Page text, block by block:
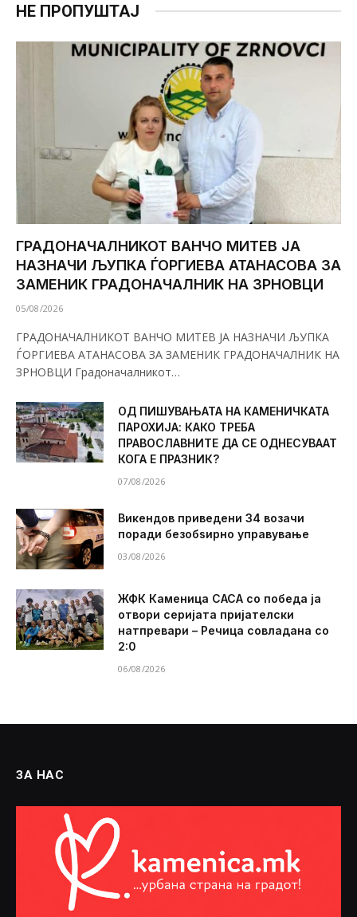
НЕ ПРОПУШТАЈ
ГРАДОНАЧАЛНИКОТ ВАНЧО МИТЕВ ЈА
НАЗНАЧИ ЉУПКА ЃОРГИЕВА АТАНАСОВА ЗА
ЗАМЕНИК ГРАДОНАЧАЛНИК НА ЗРНОВЦИ
05/08/2026
ГРАДОНАЧАЛНИКОТ ВАНЧО МИТЕВ ЈА НАЗНАЧИ ЉУПКА
ЃОРГИЕВА АТАНАСОВА ЗА ЗАМЕНИК ГРАДОНАЧАЛНИК НА
ЗРНОВЦИ Градоначалникот…
ОД ПИШУВАЊАТА НА КАМЕНИЧКАТА
ПАРОХИЈА: КАКО ТРЕБА
ПРАВОСЛАВНИТЕ ДА СЕ ОДНЕСУВААТ
КОГА Е ПРАЗНИК?
07/08/2026
Викендов приведени 34 возачи
поради безобѕирно управување
03/08/2026
ЖФК Каменица САСА со победа ја
отвори серијата пријателски
натпревари – Речица совладана со
2:0
06/08/2026
ЗА НАС